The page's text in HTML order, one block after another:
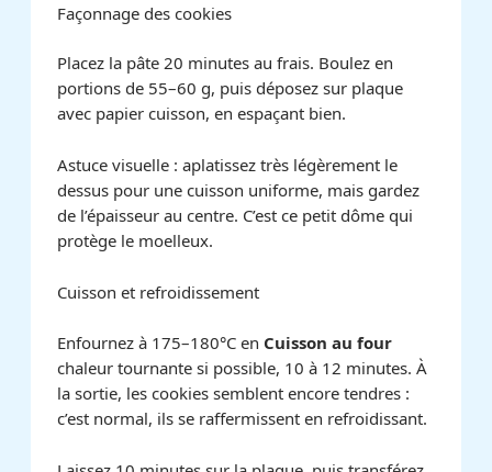
Façonnage des cookies
Placez la pâte 20 minutes au frais. Boulez en
portions de 55–60 g, puis déposez sur plaque
avec papier cuisson, en espaçant bien.
Astuce visuelle : aplatissez très légèrement le
dessus pour une cuisson uniforme, mais gardez
de l’épaisseur au centre. C’est ce petit dôme qui
protège le moelleux.
Cuisson et refroidissement
Enfournez à 175–180°C en Cuisson au four
chaleur tournante si possible, 10 à 12 minutes. À
la sortie, les cookies semblent encore tendres :
c’est normal, ils se raffermissent en refroidissant.